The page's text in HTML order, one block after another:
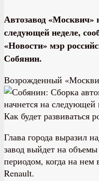
Автозавод «Москвич»
следующей неделе,
«Новости» мэр
Собянин.
Возрожденный
Как будет развиваться
Глава города выразил
завод выйдет на
периодом, когда на нем
Renault.